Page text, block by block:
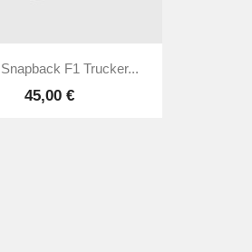
F1 Trucker...
45,00 €